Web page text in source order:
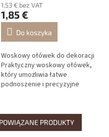
1,53 € bez VAT
1,85 €
Do koszyka
Woskowy ołówek do dekoracji
Praktyczny woskowy ołówek,
który umożliwia łatwe
podnoszenie i precyzyjne
podczas...
PRODUKTY